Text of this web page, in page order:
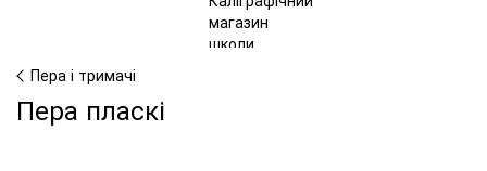
Пера і тримачі
Пера пласкі